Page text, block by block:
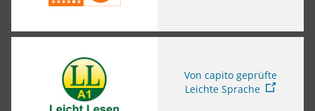
Von capito geprüfte
Leichte Sprache